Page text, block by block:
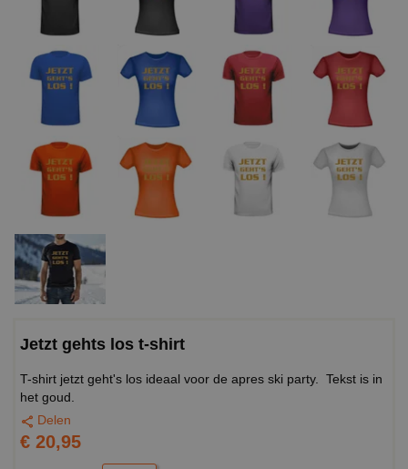
Jetzt gehts los t-shirt
T-shirt jetzt geht's los ideaal voor de apres ski party. Tekst is in
het goud.
Delen
€ 20,95